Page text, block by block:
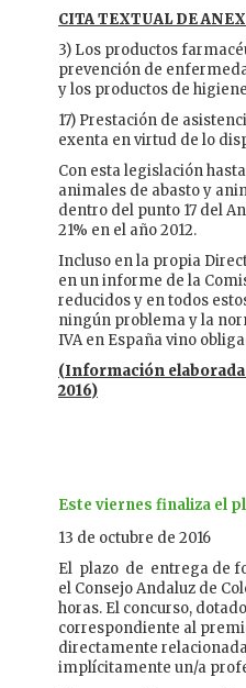
CITA TEXTUAL DE
3) Los productos
prevención de
y los productos de
17) Prestación de
exenta en virtud de lo
Con esta legislación
animales de abasto y
dentro del punto 17 del
21% en el año 2012.
Incluso en la propia
en un informe de la
reducidos y en todos
ningún problema y la
IVA en España vino
(Información elaborada
2016)
Este viernes finaliza el
13 de octubre de 2016
El plazo de entrega de
el Consejo Andaluz de
horas.​​ El concurso,
correspondiente al
directamente
implícitamente un/a